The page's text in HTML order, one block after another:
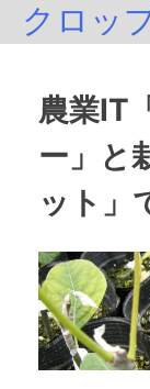
Skipクロッ
農業IT
ー」と
ット」